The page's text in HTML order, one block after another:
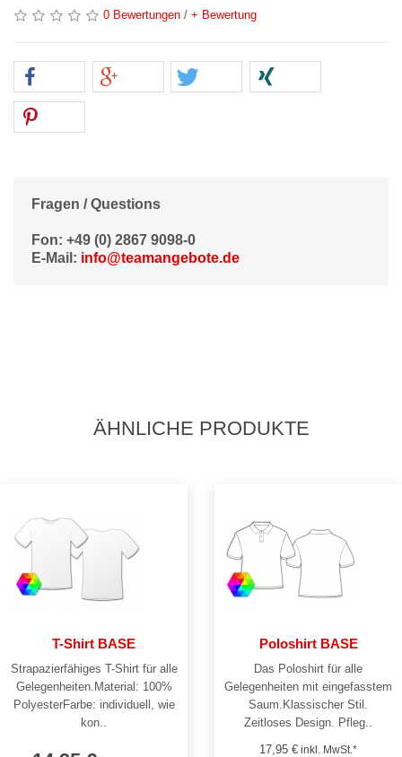
0 Bewertungen / + Bewertung
Fragen / Questions
Fon: +49 (0) 2867 9098-0
E-Mail: info@teamangebote.de
ÄHNLICHE PRODUKTE
T-Shirt BASE
Strapazierfähiges T-Shirt für alle
Gelegenheiten.Material: 100%
PolyesterFarbe: individuell, wie
kon..
Poloshirt BASE
Das Poloshirt für alle
Gelegenheiten mit eingefasstem
Saum.Klassischer Stil.
Zeitloses Design. Pfleg..
17,95 € inkl. MwSt.*